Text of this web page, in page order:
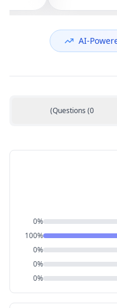
AI-
Questions (0
)
0%
100%
0%
0%
0%